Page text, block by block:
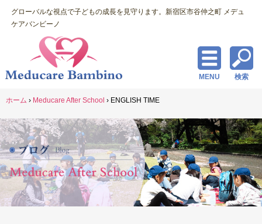
グローバルな視点で子どもの成長を見守ります。新宿区市谷仲之町 メデュ
ケアバンビーノ
検索
MENU
ホーム › Meducare After School › ENGLISH TIME